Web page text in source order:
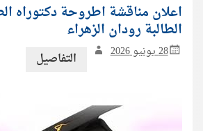
اعلان مناقشة اطروحة دكتوراه
الطالبة رودان الزهراء
28 يونيو 2026 التفاصيل